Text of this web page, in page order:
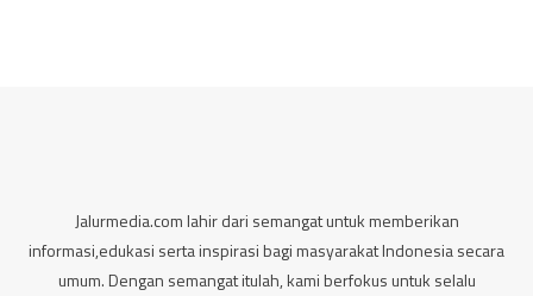
Jalurmedia.com lahir dari semangat untuk memberikan
informasi,edukasi serta inspirasi bagi masyarakat Indonesia secara
umum. Dengan semangat itulah, kami berfokus untuk selalu